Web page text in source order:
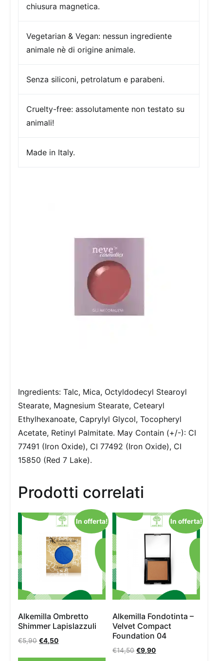
chiusura magnetica.
Vegetarian & Vegan: nessun ingrediente
animale nè di origine animale.
Senza siliconi, petrolatum e parabeni.
Cruelty-free: assolutamente non testato su
animali!
Made in Italy.
Ingredients: Talc, Mica, Octyldodecyl Stearoyl
Stearate, Magnesium Stearate, Cetearyl
Ethylhexanoate, Caprylyl Glycol, Tocopheryl
Acetate, Retinyl Palmitate. May Contain (+/-): CI
77491 (Iron Oxide), CI 77492 (Iron Oxide), CI
15850 (Red 7 Lake).
Prodotti correlati
In offerta!
Alkemilla Ombretto
Shimmer Lapislazzuli
€5,90 €4,50
In offerta!
Alkemilla Fondotinta –
Velvet Compact
Foundation 04
€14,50 €9,90